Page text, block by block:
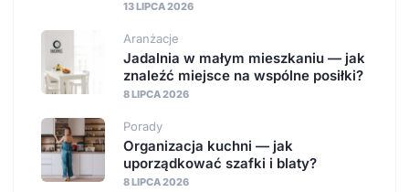
13 LIPCA 2026
Aranżacje
Jadalnia w małym mieszkaniu — jak
znaleźć miejsce na wspólne posiłki?
8 LIPCA 2026
Porady
Organizacja kuchni — jak
uporządkować szafki i blaty?
8 LIPCA 2026